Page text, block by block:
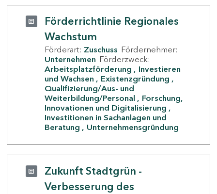
Förderrichtlinie Regionales
Wachstum
Förderart: Zuschuss Fördernehmer:
Unternehmen Förderzweck:
Arbeitsplatzförderung
Investieren
und Wachsen
Existenzgründung
Qualifizierung/Aus- und
Weiterbildung/Personal
Forschung,
Innovationen und Digitalisierung
Investitionen in Sachanlagen und
Beratung
Unternehmensgründung
Zukunft Stadtgrün -
Verbesserung des